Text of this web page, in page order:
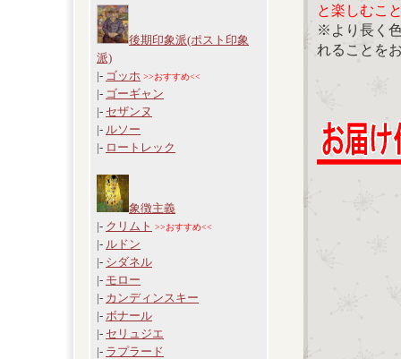
後期印象派(ポスト印象
派)
|- ゴッホ >>おすすめ<<
|- ゴーギャン
|- セザンヌ
|- ルソー
|- ロートレック
象徴主義
|- クリムト >>おすすめ<<
|- ルドン
|- シダネル
|- モロー
|- カンディンスキー
|- ボナール
|- セリュジエ
|- ラプラード
と楽しむこ
※より長く
れることを